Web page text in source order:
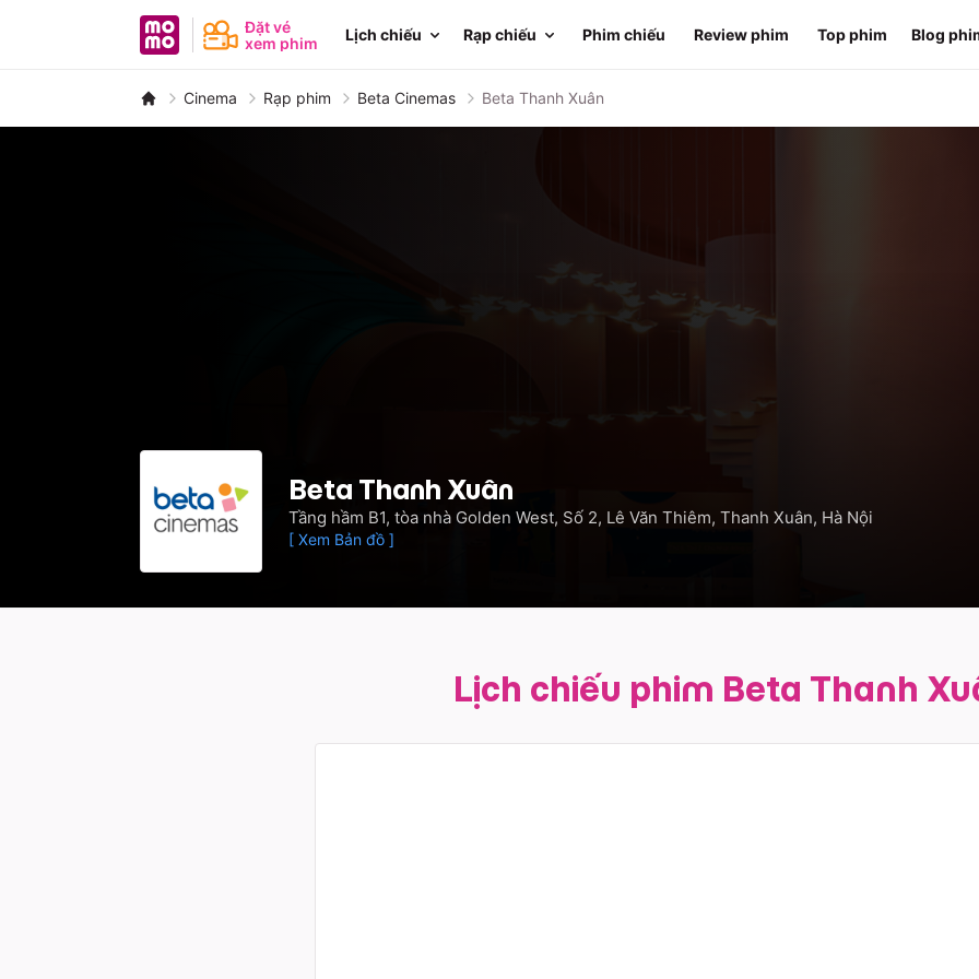
MoMo - Ứng dụng tài chính
Đặt vé
xem phim
Lịch chiếu Rạp chiếu Phim chiếu Review phim Top phim Blog
Cinema Rạp phim Beta Cinemas Beta Thanh Xuân
Beta Thanh Xuân
Tầng hầm B1, tòa nhà Golden West, Số 2, Lê Văn Thiêm, Thanh Xuân, Hà Nội
[ Xem Bản đồ ]
Lịch chiếu phim Beta Thanh